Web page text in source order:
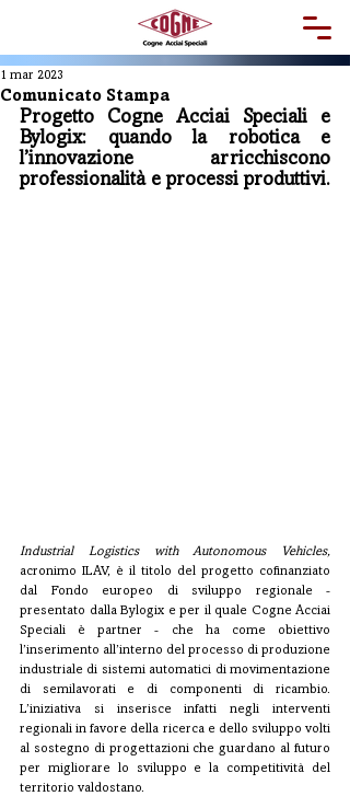
Comunicato Stampa
1 mar 2023
Progetto Cogne Acciai Speciali e
Bylogix: quando la robotica e
l’innovazione arricchiscono
professionalità e processi produttivi.
acronimo ILAV, è il titolo del progetto cofinanziato
dal Fondo europeo di sviluppo regionale -
presentato dalla Bylogix e per il quale Cogne Acciai
Speciali è partner - che ha come obiettivo
l’inserimento all’interno del processo di produzione
industriale di sistemi automatici di movimentazione
di semilavorati e di componenti di ricambio.
L’iniziativa si inserisce infatti negli interventi
regionali in favore della ricerca e dello sviluppo volti
al sostegno di progettazioni che guardano al futuro
per migliorare lo sviluppo e la competitività del
territorio valdostano.